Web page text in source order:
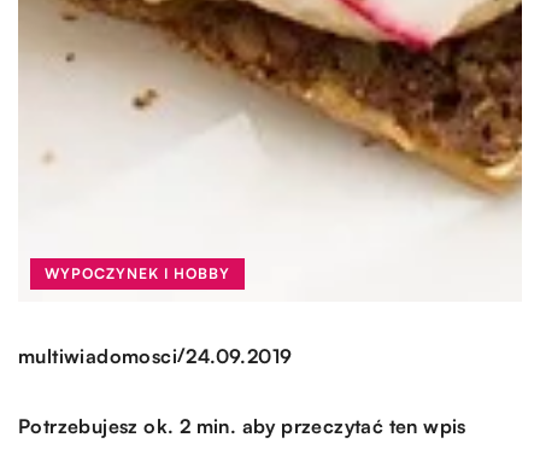
WYPOCZYNEK I HOBBY
multiwiadomosci/24.09.2019
Potrzebujesz ok. 2 min. aby przeczytać ten wpis